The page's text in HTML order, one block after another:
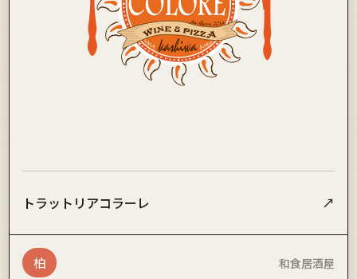
トラットリアコラーレ ↗
柏 和食居酒屋